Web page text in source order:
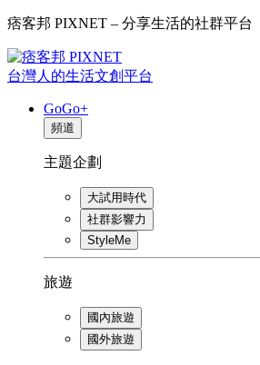
痞客邦 PIXNET – 分享生活的社群平台
台灣人的生活文創平台
GoGo+
頻道
主題企劃
大試用時代
社群影響力
StyleMe
旅遊
國內旅遊
國外旅遊